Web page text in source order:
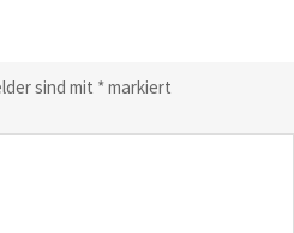
sind mit *markiert